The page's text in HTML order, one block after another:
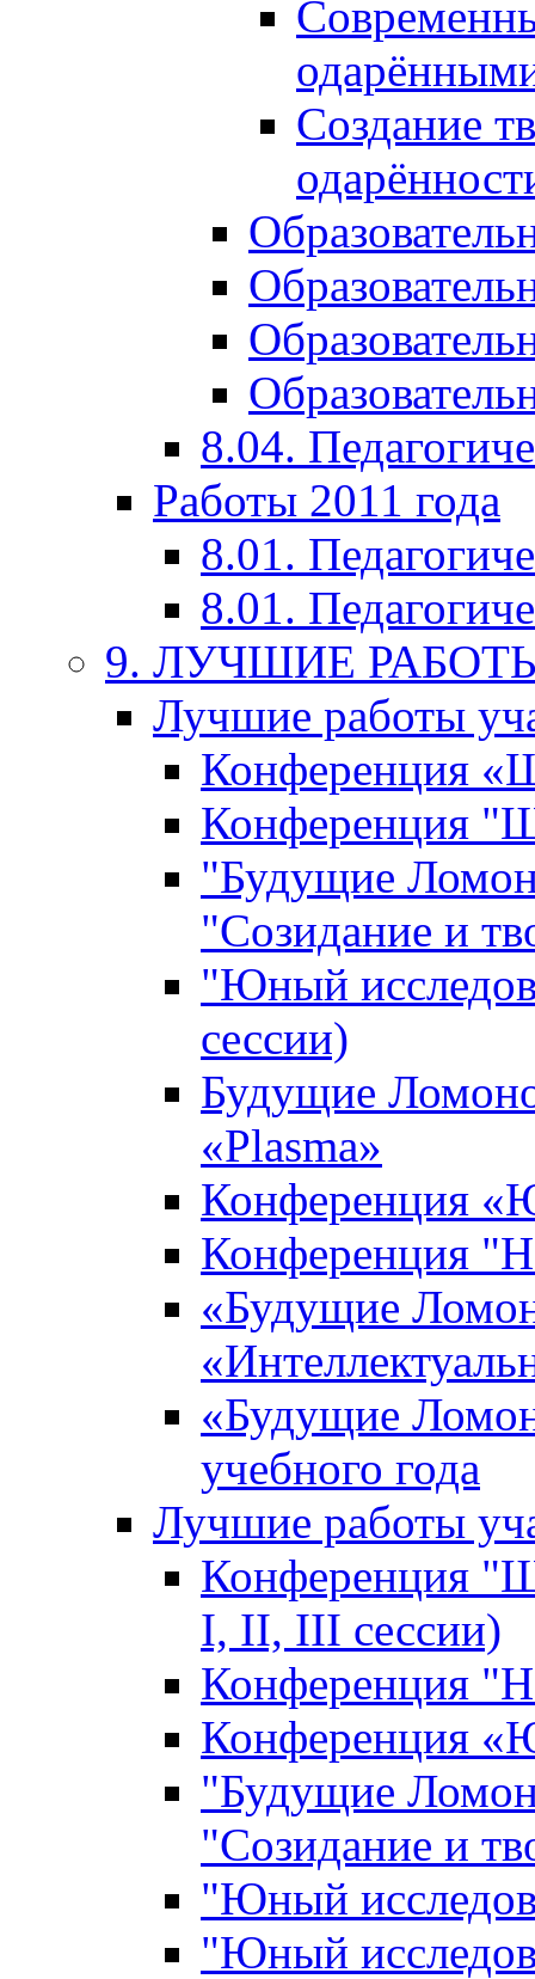
Создание
8.04.
Работы 2011 года
8.01.
8.01.
9. ЛУЧШИЕ
Лучшие работы
Конференция
Конференция
"Будущие
"Созидание и
"Юный
сессии)
Будущие
«Plasma»
Конференция
Конференция
«Будущие
«Будущие
учебного года
Лучшие работы
Конференция
I, II, III сессии)
Конференция
Конференция
"Будущие
"Созидание и
"Юный
"Юный